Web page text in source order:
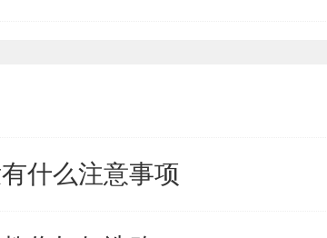
什么注意事项